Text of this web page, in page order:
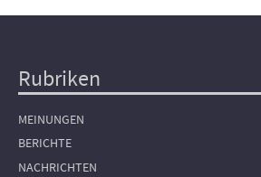
Hauptnavigation
Rubriken
MEINUNGEN
BERICHTE
NACHRICHTEN